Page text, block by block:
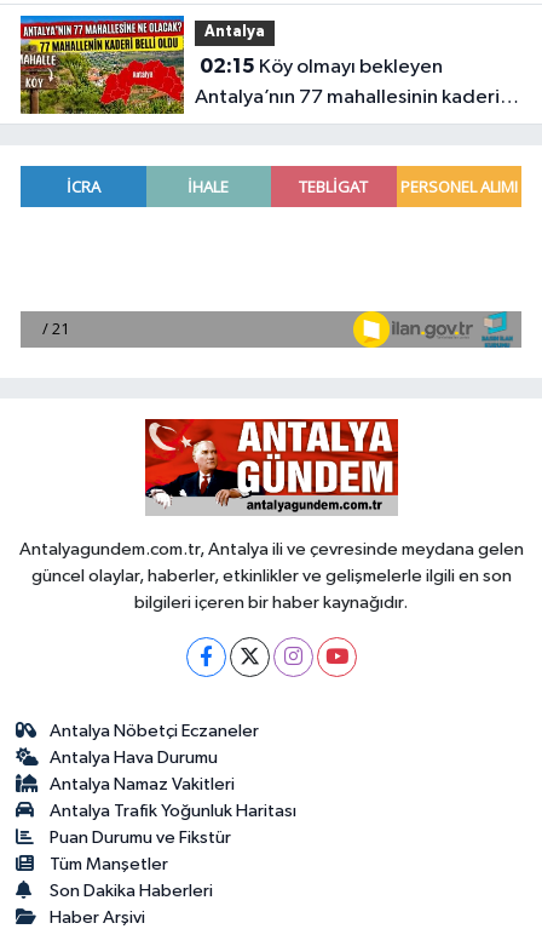
Antalya
02:15
Antalya’nın 77 mahallesinin kaderi
belli oldu
Antalyagundem.com.tr, Antalya ili ve çevresinde meydana gelen
güncel olaylar, haberler, etkinlikler ve gelişmelerle ilgili en son
bilgileri içeren bir haber kaynağıdır.
Antalya Nöbetçi Eczaneler
Antalya Hava Durumu
Antalya Namaz Vakitleri
Antalya Trafik Yoğunluk Haritası
Puan Durumu ve Fikstür
Tüm Manşetler
Son Dakika Haberleri
Haber Arşivi